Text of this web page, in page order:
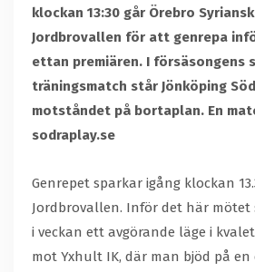
klockan 13:30 går Örebro
Jordbrovallen för att genrepa
ettan premiären. I försäsongens
träningsmatch står Jönköping
motståndet på bortaplan. En
sodraplay.se
Genrepet sparkar igång klockan
Jordbrovallen. Inför det här mötet
i veckan ett avgörande läge i
mot Yxhult IK, där man bjöd på